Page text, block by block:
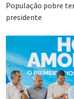
População pobre
presidente